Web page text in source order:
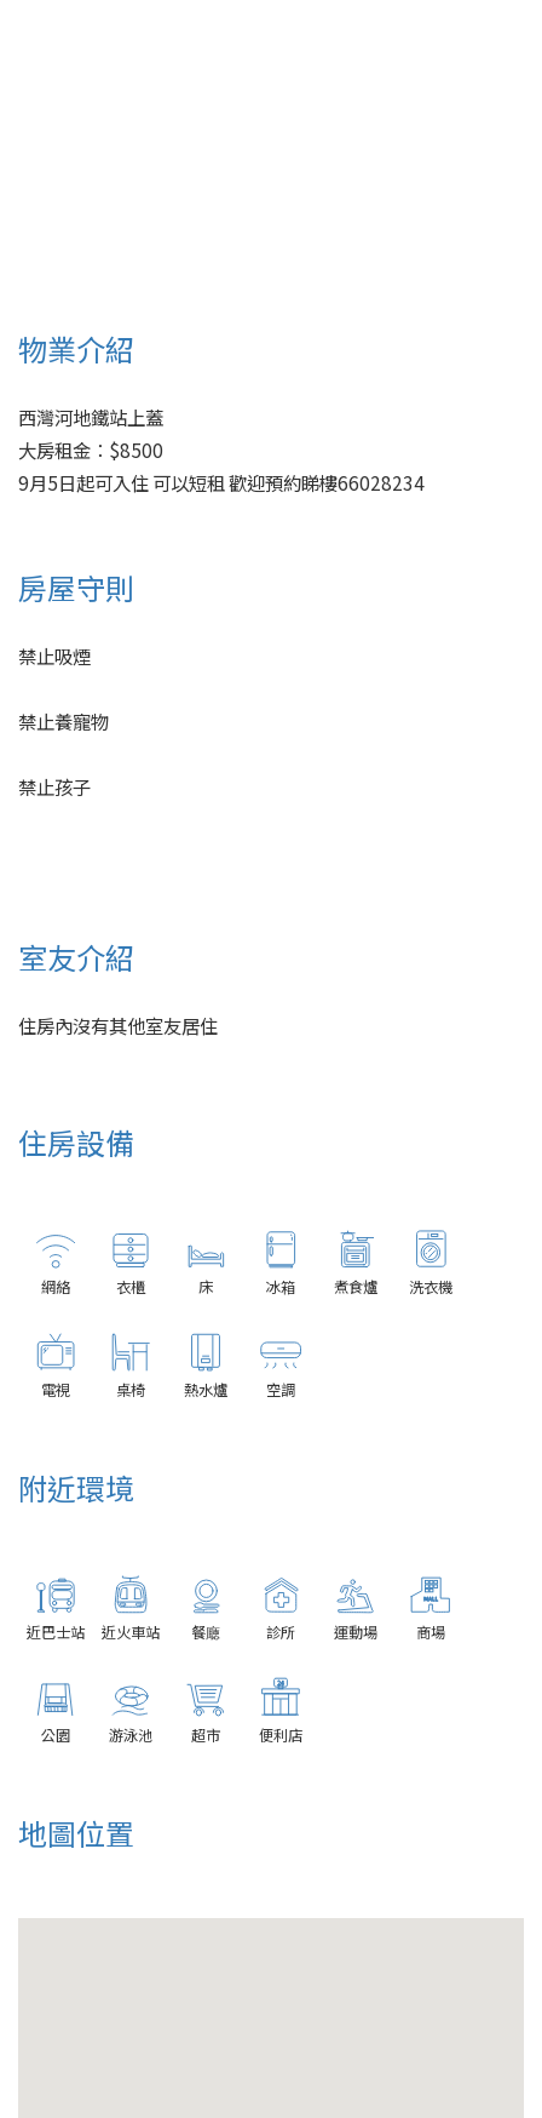
物業介紹
西灣河地鐵站上蓋
大房租金：$8500
9月5日起可入住 可以短租 歡迎預約睇樓66028234
房屋守則
禁止吸煙
禁止養寵物
禁止孩子
室友介紹
住房內沒有其他室友居住
住房設備
網絡 衣櫃 床 冰箱 煮食爐 洗衣機
電視 桌椅 熱水爐 空調
附近環境
近巴士站 近火車站 餐廰 診所 運動場 商場
公園 游泳池 超市 便利店
地圖位置